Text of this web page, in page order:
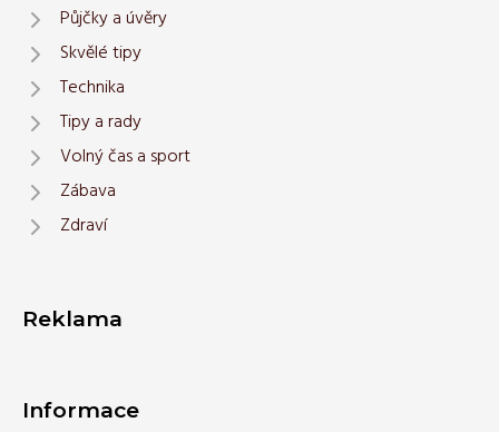
Půjčky a úvěry
Skvělé tipy
Technika
Tipy a rady
Volný čas a sport
Zábava
Zdraví
Reklama
Informace